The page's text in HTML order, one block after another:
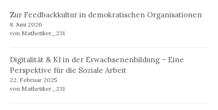
Zur Feedbackkultur in demokratischen Organisationen
8. Juni 2026
von Mathetiker_231
Digitalität & KI in der Erwachsenenbildung – Eine
Perspektive für die Soziale Arbeit
22. Februar 2025
von Mathetiker_231